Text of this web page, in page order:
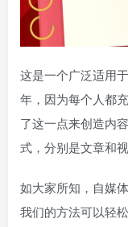
这是一个广泛适用
年，因为每个人都
了这一点来创造内
式，分别是文章和视
如大家所知，自媒
我们的方法可以轻